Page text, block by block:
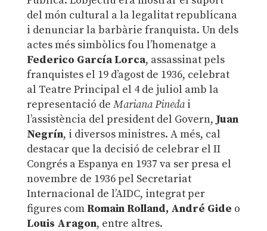
del món cultural a la legalitat republicana
i denunciar la barbàrie franquista. Un dels
actes més simbòlics fou l’homenatge a
Federico García Lorca, assassinat pels
franquistes el 19 d’agost de 1936, celebrat
al Teatre Principal el 4 de juliol amb la
representació de Mariana Pinedai
l’assistència del president del Govern, Juan
Negrín, i diversos ministres. A més, cal
destacar que la decisió de celebrar el II
Congrés a Espanya en 1937 va ser presa el
novembre de 1936 pel Secretariat
Internacional de l’AIDC, integrat per
figures com Romain Rolland, André Gide o
Louis Aragon, entre altres.